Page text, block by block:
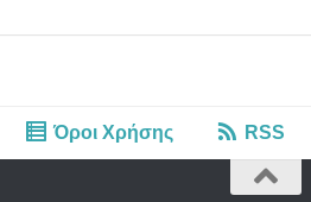
Όροι Χρήσης RSS